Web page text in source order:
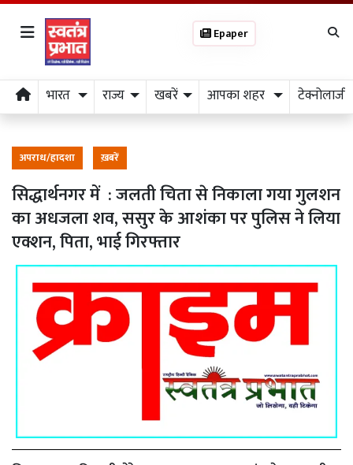
Epaper
भारत राज्य खबरें आपका शहर टेक्नोलाजी
अपराध/हादशा ख़बरें
सिद्धार्थनगर में : जलती चिता से निकाला गया गुलशन
का अधजला शव, ससुर के आशंका पर पुलिस ने लिया
एक्शन, पिता, भाई गिरफ्तार